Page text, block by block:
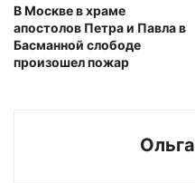
В Москве в храме
апостолов Петра и Павла в
Басманной слободе
произошел пожар